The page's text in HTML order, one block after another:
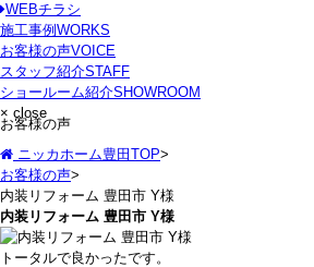
WEBチラシ
施工事例 WORKS
お客様の声VOICE
スタッフ紹介STAFF
ショールーム紹介SHOWROOM
× close
お客様の声
ニッカホーム豊田TOP>
お客様の声>
内装リフォーム 豊田市 Y様
内装リフォーム 豊田市 Y様
トータルで良かったです。